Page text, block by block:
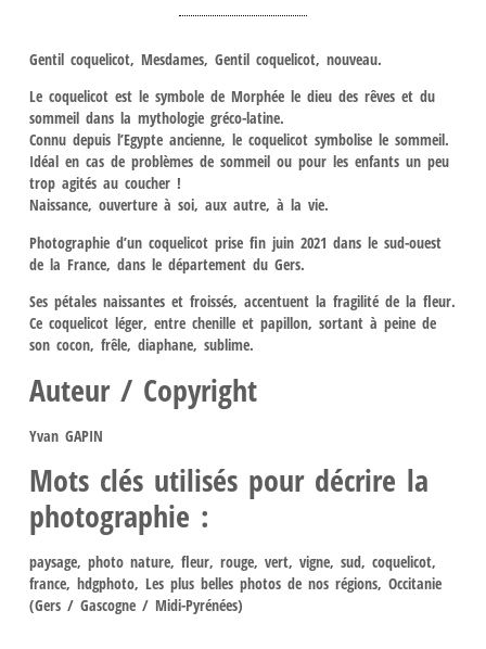
Gentil coquelicot, Mesdames, Gentil coquelicot, nouveau.
Le coquelicot est le symbole de Morphée le dieu des rêves et du
sommeil dans la mythologie gréco-latine.
Connu depuis l’Egypte ancienne, le coquelicot symbolise le sommeil.
Idéal en cas de problèmes de sommeil ou pour les enfants un peu
trop agités au coucher !
Naissance, ouverture à soi, aux autre, à la vie.
Photographie d’un coquelicot prise fin juin 2021 dans le sud-ouest
de la France, dans le département du Gers.
Ses pétales naissantes et froissés, accentuent la fragilité de la fleur.
Ce coquelicot léger, entre chenille et papillon, sortant à peine de
son cocon, frêle, diaphane, sublime.
Auteur / Copyright
Yvan GAPIN
Mots clés utilisés pour décrire la
photographie :
paysage, photo nature, fleur, rouge, vert, vigne, sud, coquelicot,
france, hdgphoto, Les plus belles photos de nos régions, Occitanie
(Gers / Gascogne / Midi-Pyrénées)